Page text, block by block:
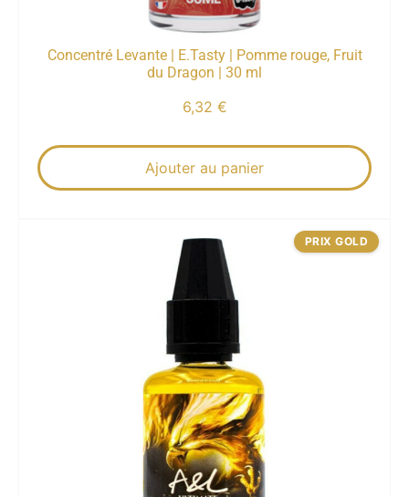
Concentré Levante | E.Tasty | Pomme rouge, Fruit
du Dragon | 30 ml
6,32 €
Ajouter au panier
PRIX GOLD